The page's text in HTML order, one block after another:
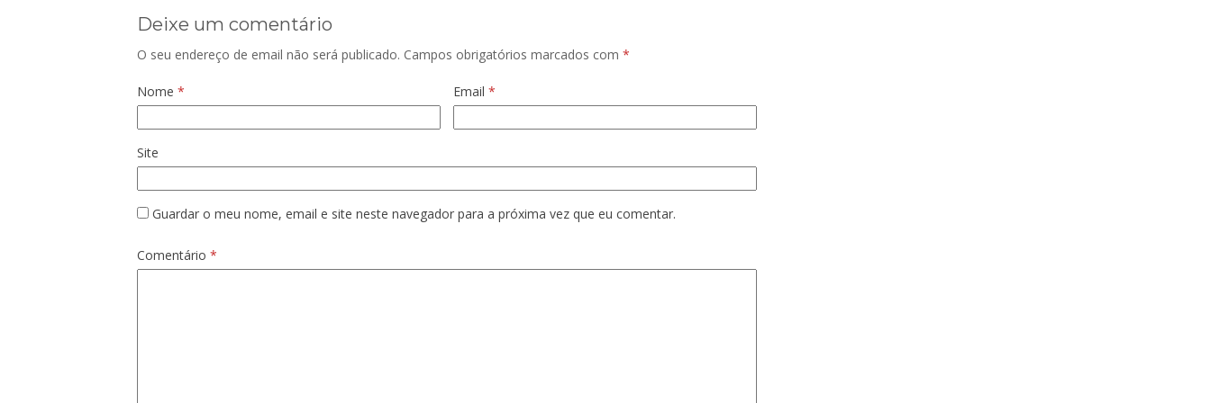
Deixe um comentário
O seu endereço de email não será publicado. Campos obrigatórios marcados com *
Nome * Email *
Site
Guardar o meu nome, email e site neste navegador para a próxima vez que eu comentar.
Comentário *